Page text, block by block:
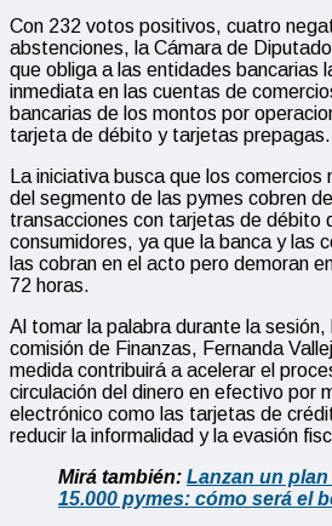
Con 232 votos positivos, cuatro
abstenciones, la Cámara de
que obliga a las entidades bancarias
inmediata en las cuentas de
bancarias de los montos por
tarjeta de débito y tarjetas prepagas.
La iniciativa busca que los
del segmento de las pymes cobren
transacciones con tarjetas de débito
consumidores, ya que la banca y las
las cobran en el acto pero demoran
72 horas.
Al tomar la palabra durante la
comisión de Finanzas, Fernanda
medida contribuirá a acelerar el
circulación del dinero en efectivo por
electrónico como las tarjetas de
reducir la informalidad y la evasión
Mirá también: Lanzan un
15.000 pymes: cómo será el